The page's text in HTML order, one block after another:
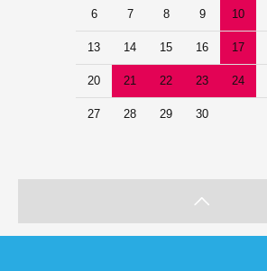
6 7 8 9 10
13 14 15 16 17
20 21 22 23 24
27 28 29 30